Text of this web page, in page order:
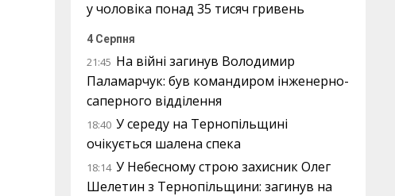
у чоловіка понад 35 тисяч гривень
4 Серпня
21:45 На війні загинув Володимир
Паламарчук: був командиром інженерно-
саперного відділення
18:40 У середу на Тернопільщині
очікується шалена спека
18:14 У Небесному строю захисник Олег
Шелетин з Тернопільщини: загинув на